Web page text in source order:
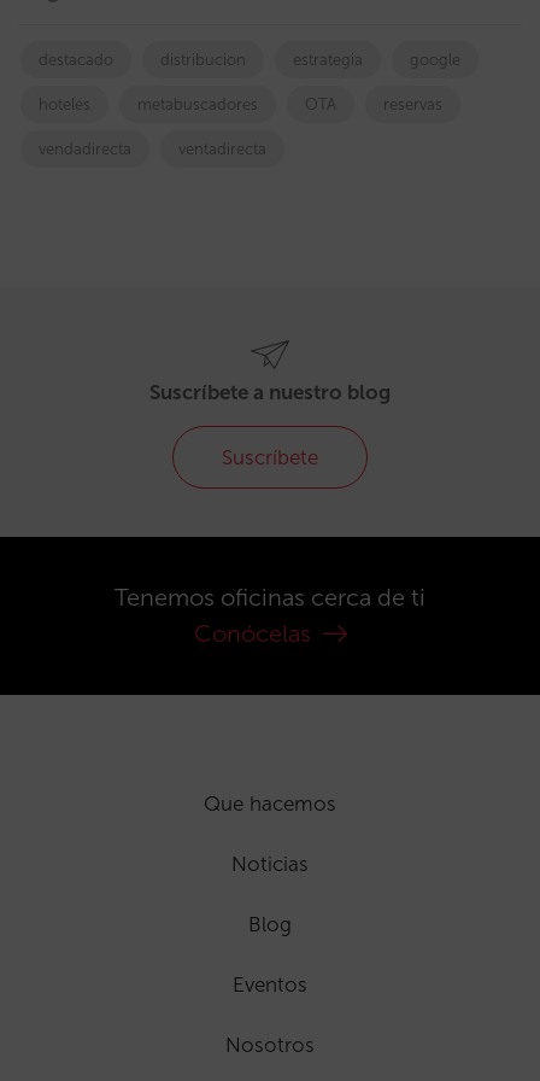
destacado distribucion estrategia google
hoteles metabuscadores OTA reservas
vendadirecta ventadirecta
Suscríbete a nuestro blog
Suscríbete
Tenemos oficinas cerca de ti
Conócelas
Que hacemos
Noticias
Blog
Eventos
Nosotros